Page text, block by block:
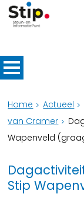
Home Actueel
van Cramer
Wapenveld
Stip